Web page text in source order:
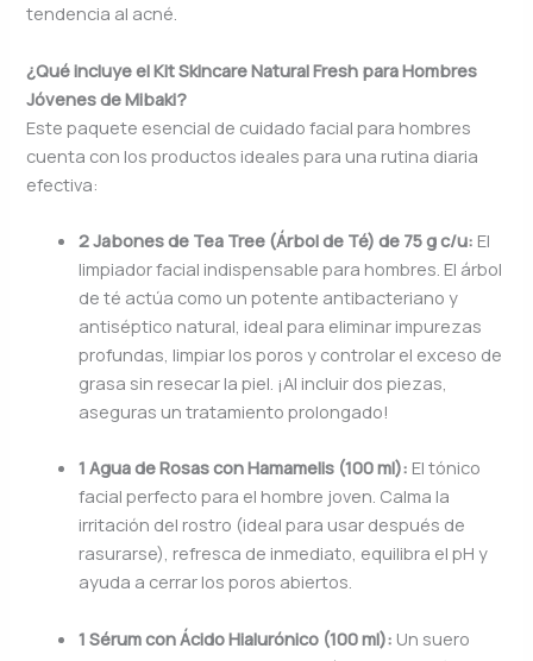
tendencia al acné.
¿Qué incluye el Kit Skincare Natural Fresh para Hombres
Jóvenes de Mibaki?
Este paquete esencial de cuidado facial para hombres
cuenta con los productos ideales para una rutina diaria
efectiva:
2 Jabones de Tea Tree (Árbol de Té) de 75 g c/u: El
limpiador facial indispensable para hombres. El árbol
de té actúa como un potente antibacteriano y
antiséptico natural, ideal para eliminar impurezas
profundas, limpiar los poros y controlar el exceso de
grasa sin resecar la piel. ¡Al incluir dos piezas,
aseguras un tratamiento prolongado!
1 Agua de Rosas con Hamamelis (100 ml): El tónico
facial perfecto para el hombre joven. Calma la
irritación del rostro (ideal para usar después de
rasurarse), refresca de inmediato, equilibra el pH y
ayuda a cerrar los poros abiertos.
1 Sérum con Ácido Hialurónico (100 ml): Un suero